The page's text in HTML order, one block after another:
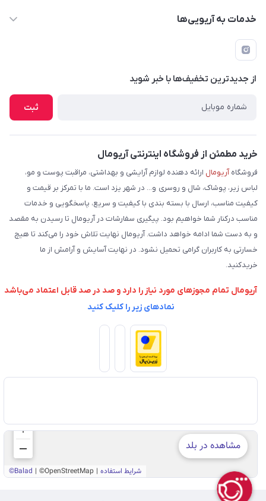
حساب کاربری
فرم مرجوعی کالا
لیست محصولات
فروش عمده
وبلاگ
خدمات به آریویی‌ها
قوانین و مقررات
پرسش های متداول
شرایط و نحوه بازگرداندن کالا
نحوه ثبت و ارسال سفارش
راهنما
از جدید‌ترین تخفیف‌ها با‌ خبر شوید
ثبت
خرید مطمئن از فروشگاه اینترنتی آریومال
فروشگاهآریومال ارائه دهنده لوازم آرایشی و بهداشتی، مراقبت پوست و مو،
لباس زیر، پوشاک، شال و روسری و... در شهر یزد است. ما با تمرکز بر قیمت و
کیفیت مناسب، ارسال با بسته بندی با کیفیت و سریع، پاسخگویی و خدمات
مناسب درکنار شما خواهیم بود. پیگیری سفارشات در آریومال تا رسیدن به مقصد
و به دست شما ادامه خواهد داشت. آریومال نهایت تلاش خود را می‌کند تا هیچ
خسارتی به کاربران گرامی تحمیل نشود. در نهایت آسایش و آرامش از ما
خریدکنید.
آریومال تمام مجوزهای مورد نیاز را دارد و صد در صد قابل اعتماد می‌باشد
نمادهای زیر را کلیک کنید